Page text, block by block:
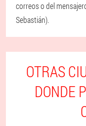
correos o del
Sebastián).
OTRAS
DONDE